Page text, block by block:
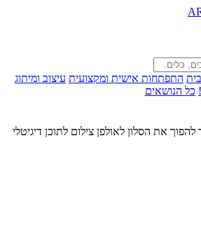
התפתחות אישית ומקצועית עיצוב ומיתוג
כל הנושאים
להפוך את הסלון לאולפן צילום לתוכן דיגיטלי